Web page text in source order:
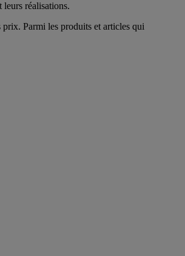
leurs réalisations.
Parmi les produits et articles qui